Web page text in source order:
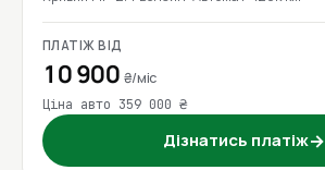
ПЛАТІЖ ВІД
10 900 ₴/міс
Ціна авто 359 000 ₴
Дізнатись платіж→